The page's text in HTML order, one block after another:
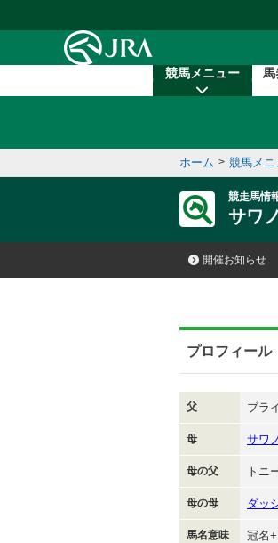
競馬メニュー
ホーム > 競馬メニ
競走馬情
サワ
開催お知らせ
プロフィール
父 ブラ
母 サワ
母の父 トニ
母の母 ダッ
馬名意味 冠名